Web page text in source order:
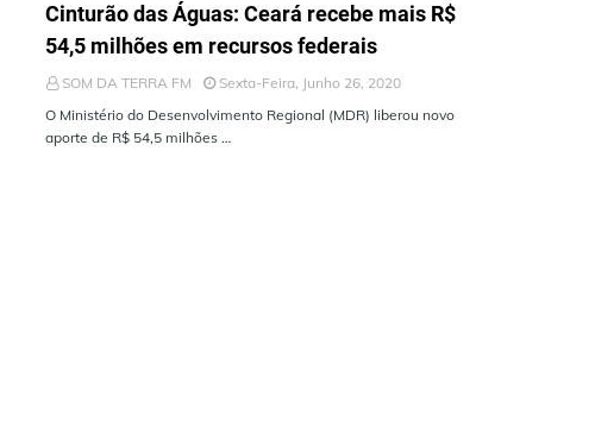
Cinturão das Águas: Ceará recebe mais R$
54,5 milhões em recursos federais
SOM DA TERRA FM
Sexta-Feira, Junho 26, 2020
O Ministério do Desenvolvimento Regional (MDR) liberou novo
aporte de R$ 54,5 milhões …